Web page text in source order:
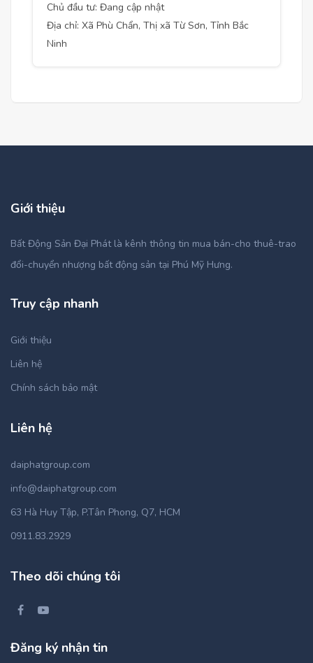
Chủ đầu tư: Đang cập nhật
Địa chỉ: Xã Phù Chẩn, Thị xã Từ Sơn, Tỉnh Bắc
Ninh
Giới thiệu
Bất Động Sản Đại Phát là kênh thông tin mua bán-cho thuê-trao
đổi-chuyển nhượng bất động sản tại Phú Mỹ Hưng.
Truy cập nhanh
Giới thiệu
Liên hệ
Chính sách bảo mật
Liên hệ
daiphatgroup.com
info@daiphatgroup.com
63 Hà Huy Tập, P.Tân Phong, Q7, HCM
0911.83.2929
Theo dõi chúng tôi
Đăng ký nhận tin